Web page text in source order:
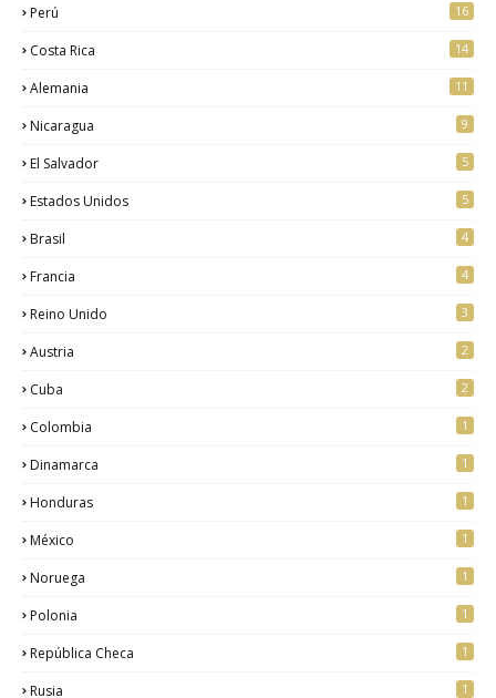
Perú 16
Costa Rica 14
Alemania 11
Nicaragua 9
El Salvador 5
Estados Unidos 5
Brasil 4
Francia 4
Reino Unido 3
Austria 2
Cuba 2
Colombia 1
Dinamarca 1
Honduras 1
México 1
Noruega 1
Polonia 1
República Checa 1
Rusia 1